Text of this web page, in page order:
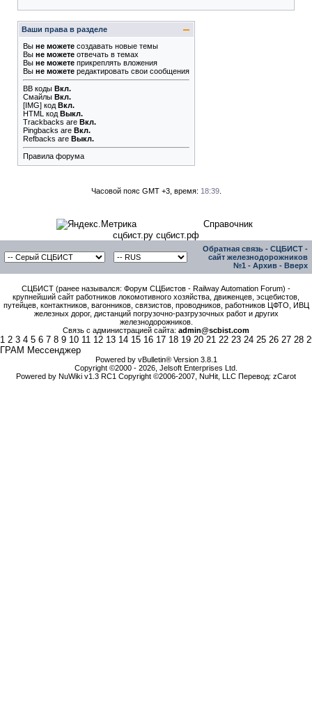
Ваши права в разделе
Вы не можете создавать новые темы
Вы не можете отвечать в темах
Вы не можете прикреплять вложения
Вы не можете редактировать свои сообщения
BB коды Вкл.
Смайлы Вкл.
[IMG] код Вкл.
HTML код Выкл.
Trackbacks are Вкл.
Pingbacks are Вкл.
Refbacks are Выкл.
Правила форума
Часовой пояс GMT +3, время: 18:39.
Справочник
сцбист.ру сцбист.рф
Обратная связь - СЦБИСТ -
сайт железнодорожников
№1 - Архив - Вверх
СЦБИСТ (ранее назывался: Форум СЦБистов - Railway Automation Forum) -
крупнейший сайт работников локомотивного хозяйства, движенцев, эсцебистов,
путейцев, контактников, вагонников, связистов, проводников, работников ЦФТО, ИВЦ
железных дорог, дистанций погрузочно-разгрузочных работ и других
железнодорожников.
Связь с администрацией сайта: admin@scbist.com
1 2 3 4 5 6 7 8 9 10 11 12 13 14 15 16 17 18 19 20 21 22 23 24 25 26 27 28
ГРАМ Мессенджер
Powered by vBulletin® Version 3.8.1
Copyright ©2000 - 2026, Jelsoft Enterprises Ltd.
Powered by NuWiki v1.3 RC1 Copyright ©2006-2007, NuHit, LLC Перевод: zCarot